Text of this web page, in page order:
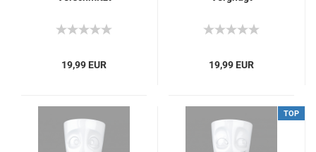
19,99 EUR 19,99 EUR
TOP